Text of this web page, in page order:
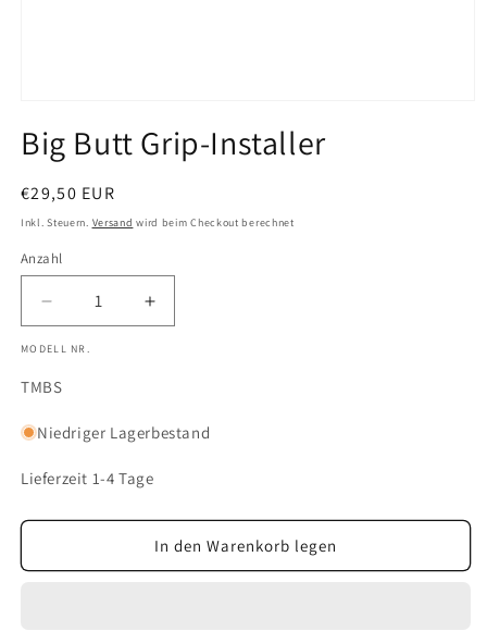
in
Modal
Big Butt Grip-Installer
Normaler
Preis
€29,50 EUR
Inkl. Steuern. Versand wird beim Checkout berechnet
Anzahl
Anzahl
Verringere
die
Menge
für
Butt
Grip-
Installer
Erhöhe
die
Butt
Installer
MODELL NR.
SKU:
TMBS
Niedriger Lagerbestand
Lieferzeit 1-4 Tage
In den Warenkorb legen